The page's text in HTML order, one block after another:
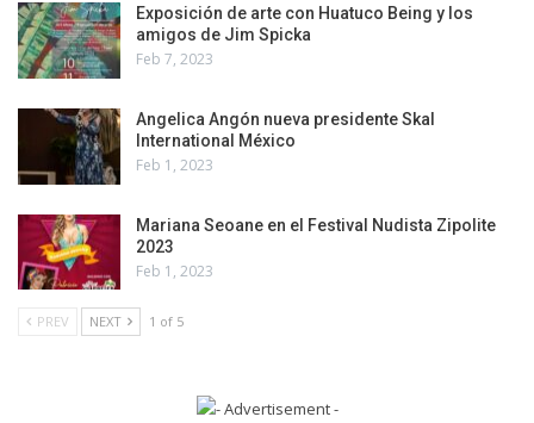
Exposición de arte con Huatuco Being y los
amigos de Jim Spicka
Feb 7, 2023
Angelica Angón nueva presidente Skal
International México
Feb 1, 2023
Mariana Seoane en el Festival Nudista Zipolite
2023
Feb 1, 2023
PREV NEXT 1 of 5